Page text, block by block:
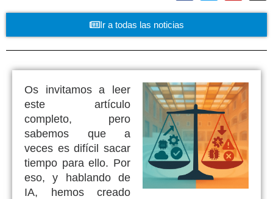
Ir a todas las noticias
Os invitamos a leer
este artículo
completo, pero
sabemos que a
veces es difícil sacar
tiempo para ello. Por
eso, y hablando de
IA, hemos creado